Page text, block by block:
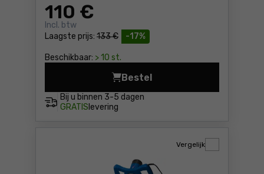
-17%
Laagste prijs: 133 €
110 €
Incl. btw
Beschikbaar: > 10 st.
Bij u binnen 3-5 dagen
GRATIS levering
Bestel
Menger/mixer Dedra SAS+
Vergelijk